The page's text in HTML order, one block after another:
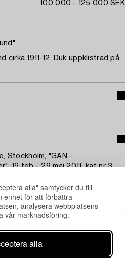
alla" samtycker du till
enhet för att förbättra
analysera webbplatsens
vår marknadsföring.
alla
100 000 - 125 000 SEK
cirka 1911-12. Duk uppklistrad på
Stockholm, "GAN -
19 feb - 29 maj 2011, kat nr 3.
Adrian-Nilsson", 19 juni - 14
Gösta Adrian-Nilsson.
1920", 1985, omnämnd samt